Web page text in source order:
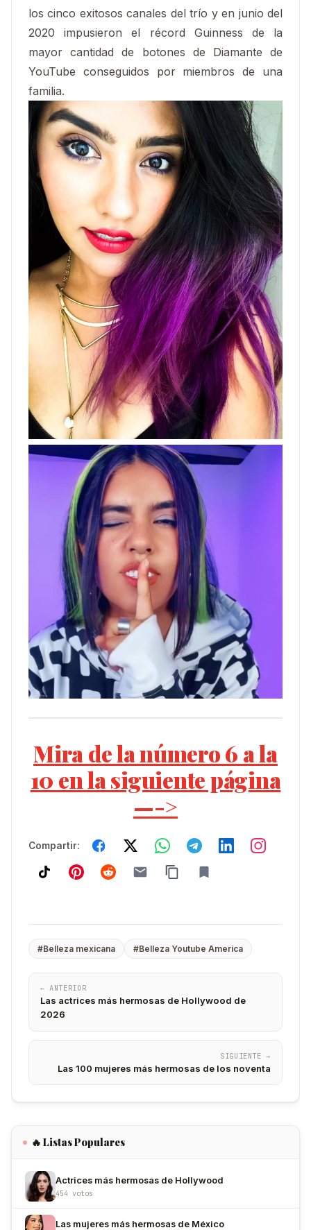
los cinco exitosos canales del trío y en junio del
2020 impusieron el récord Guinness de la
mayor cantidad de botones de Diamante de
YouTube conseguidos por miembros de una
familia.
Mira de la número 6 a la
10 en la siguiente página
—->
Compartir:
#Belleza mexicana #Belleza Youtube America
← ANTERIOR
Las actrices más hermosas de Hollywood de
2026
SIGUIENTE →
Las 100 mujeres más hermosas de los noventa
🔥 Listas Populares
Actrices más hermosas de Hollywood
454 votos
Las mujeres más hermosas de México